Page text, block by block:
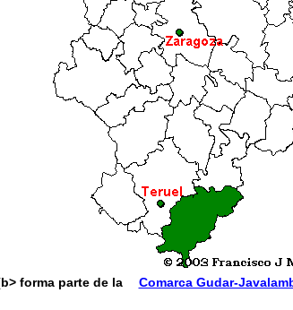
forma parte de la Comarca Gudar-